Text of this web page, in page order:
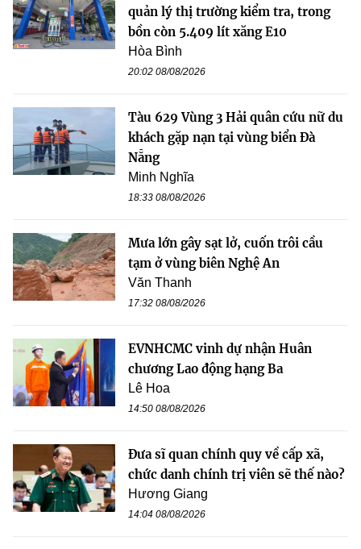
quản lý thị trường kiểm tra, trong
bồn còn 5.409 lít xăng E10
Hòa Bình
20:02 08/08/2026
Tàu 629 Vùng 3 Hải quân cứu nữ du
khách gặp nạn tại vùng biển Đà
Nẵng
Minh Nghĩa
18:33 08/08/2026
Mưa lớn gây sạt lở, cuốn trôi cầu
tạm ở vùng biên Nghệ An
Văn Thanh
17:32 08/08/2026
EVNHCMC vinh dự nhận Huân
chương Lao động hạng Ba
Lê Hoa
14:50 08/08/2026
Đưa sĩ quan chính quy về cấp xã,
chức danh chính trị viên sẽ thế nào?
Hương Giang
14:04 08/08/2026